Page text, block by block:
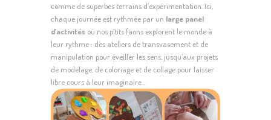
comme de superbes terrains d’expérimentation. Ici,
chaque journée est rythmée par un large panel
d’activités où nos p’tits faons explorent le monde à
leur rythme : des ateliers de transvasement et de
manipulation pour éveiller les sens, jusqu’aux projets
de modelage, de coloriage et de collage pour laisser
libre cours à leur imaginaire…